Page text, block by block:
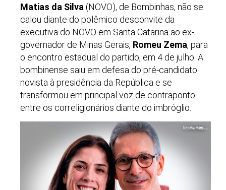
Matias da Silva (NOVO), de Bombinhas, não se
calou diante do polêmico desconvite da
executiva do NOVO em Santa Catarina ao ex-
governador de Minas Gerais, Romeu Zema, para
o encontro estadual do partido, em 4 de julho. A
bombinense saiu em defesa do pré-candidato
novista à presidência da República e se
transformou em principal voz de contraponto
entre os correligionários diante do imbróglio.